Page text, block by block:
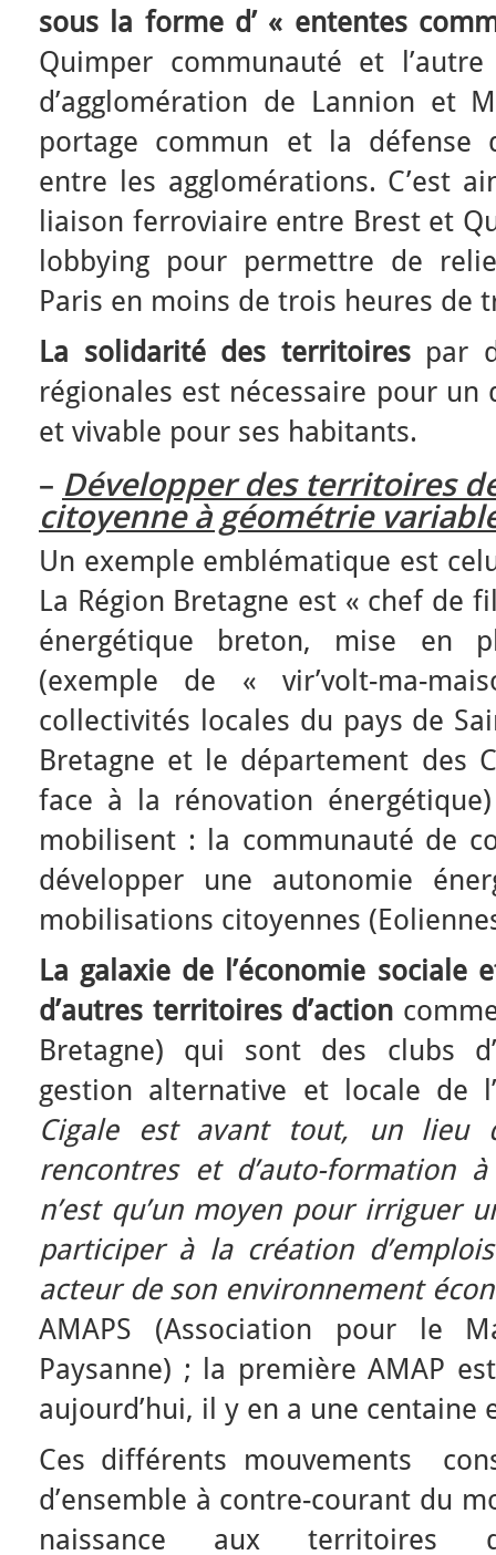
sous la forme d’ « ententes
Quimper communauté et
d’agglomération de Lannion et
portage commun et la défense
entre les agglomérations. C’est
liaison ferroviaire entre Brest et
lobbying pour permettre de
Paris en moins de trois heures de
La solidarité des territoires par
régionales est nécessaire pour
et vivable pour ses habitants.
– Développer des territoires
citoyenne à géométrie
Un exemple emblématique est
La Région Bretagne est « chef de
énergétique breton, mise en
(exemple de « vir’volt-ma-
collectivités locales du pays de
Bretagne et le département des
face à la rénovation
mobilisent : la communauté de
développer une autonomie
mobilisations citoyennes
La galaxie de l’économie sociale
d’autres territoires d’action
Bretagne) qui sont des clubs
gestion alternative et locale de
Cigale est avant tout, un lieu
rencontres et d’auto-formation à
n’est qu’un moyen pour irriguer
participer à la création
acteur de son environnement
AMAPS (Association pour le
Paysanne) ; la première AMAP
aujourd’hui, il y en a une centaine
Ces différents mouvements
d’ensemble à contre-courant du
naissance aux territoires